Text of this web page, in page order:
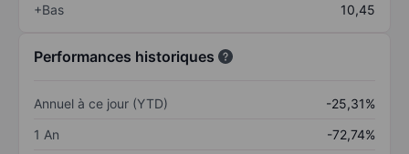
+Bas
10,45
Performances historiques
Annuel à ce jour (YTD)
-25,31%
1 An
-72,74%